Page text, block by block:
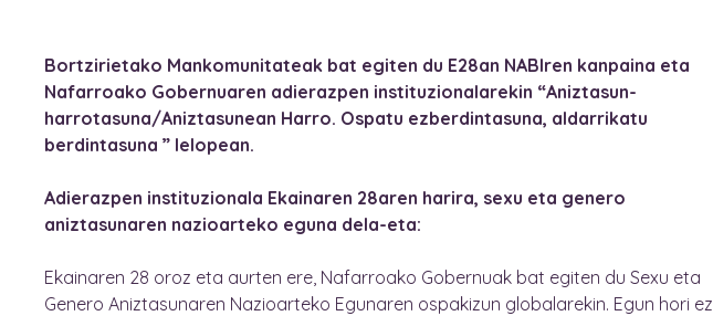
Bortzirietako Mankomunitateak bat egiten du E28an NABIren kanpaina eta
Nafarroako Gobernuaren adierazpen instituzionalarekin “Aniztasun-
harrotasuna/Aniztasunean Harro. Ospatu ezberdintasuna, aldarrikatu
berdintasuna ” lelopean.
Adierazpen instituzionala Ekainaren 28aren harira, sexu eta genero
aniztasunaren nazioarteko eguna dela-eta:
Ekainaren 28 oroz eta aurten ere, Nafarroako Gobernuak bat egiten du Sexu eta
Genero Aniztasunaren Nazioarteko Egunaren ospakizun globalarekin. Egun hori ez